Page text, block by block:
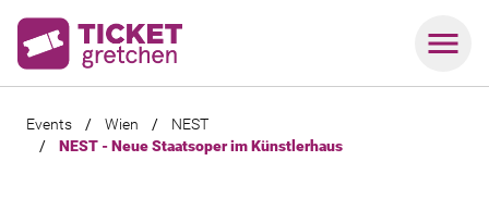
Events / Wien /
NEST
/
NEST - Neue Staatsoper im Künstlerhaus